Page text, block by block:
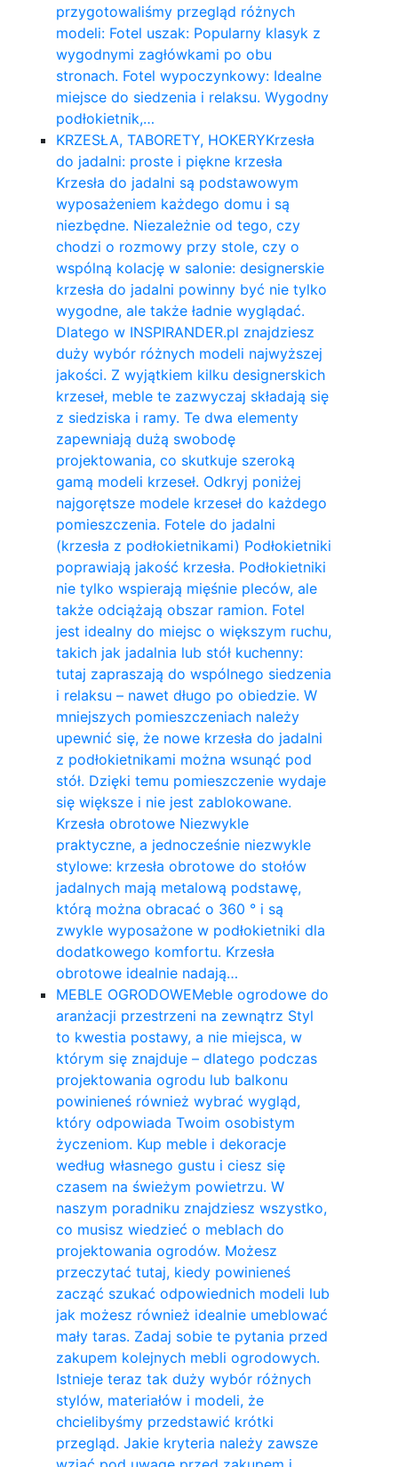
przygotowaliśmy przegląd różnych
modeli: Fotel uszak: Popularny klasyk z
wygodnymi zagłówkami po obu
stronach. Fotel wypoczynkowy: Idealne
miejsce do siedzenia i relaksu. Wygodny
podłokietnik,…
KRZESŁA, TABORETY, HOKERYKrzesła
do jadalni: proste i piękne krzesła
Krzesła do jadalni są podstawowym
wyposażeniem każdego domu i są
niezbędne. Niezależnie od tego, czy
chodzi o rozmowy przy stole, czy o
wspólną kolację w salonie: designerskie
krzesła do jadalni powinny być nie tylko
wygodne, ale także ładnie wyglądać.
Dlatego w INSPIRANDER.pl znajdziesz
duży wybór różnych modeli najwyższej
jakości. Z wyjątkiem kilku designerskich
krzeseł, meble te zazwyczaj składają się
z siedziska i ramy. Te dwa elementy
zapewniają dużą swobodę
projektowania, co skutkuje szeroką
gamą modeli krzeseł. Odkryj poniżej
najgorętsze modele krzeseł do każdego
pomieszczenia. Fotele do jadalni
(krzesła z podłokietnikami) Podłokietniki
poprawiają jakość krzesła. Podłokietniki
nie tylko wspierają mięśnie pleców, ale
także odciążają obszar ramion. ​Fotel
jest idealny do miejsc o większym ruchu,
takich jak jadalnia lub stół kuchenny:
tutaj zapraszają do wspólnego siedzenia
i relaksu – nawet długo po obiedzie. W
mniejszych pomieszczeniach należy
upewnić się, że nowe krzesła do jadalni
z podłokietnikami można wsunąć pod
stół. Dzięki temu pomieszczenie wydaje
się większe i nie jest zablokowane.
Krzesła obrotowe Niezwykle
praktyczne, a jednocześnie niezwykle
stylowe: krzesła obrotowe do stołów
jadalnych mają metalową podstawę,
którą można obracać o 360 ° i są
zwykle wyposażone w podłokietniki dla
dodatkowego komfortu. Krzesła
obrotowe idealnie nadają…
MEBLE OGRODOWEMeble ogrodowe do
aranżacji przestrzeni na zewnątrz Styl
to kwestia postawy, a nie miejsca, w
którym się znajduje – dlatego podczas
projektowania ogrodu lub balkonu
powinieneś również wybrać wygląd,
który odpowiada Twoim osobistym
życzeniom. Kup meble i dekoracje
według własnego gustu i ciesz się
czasem na świeżym powietrzu. W
naszym poradniku znajdziesz wszystko,
co musisz wiedzieć o meblach do
projektowania ogrodów. Możesz
przeczytać tutaj, kiedy powinieneś
zacząć szukać odpowiednich modeli lub
jak możesz również idealnie umeblować
mały taras. Zadaj sobie te pytania przed
zakupem kolejnych mebli ogrodowych.
Istnieje teraz tak duży wybór różnych
stylów, materiałów i modeli, że
chcielibyśmy przedstawić krótki
przegląd. Jakie kryteria należy zawsze